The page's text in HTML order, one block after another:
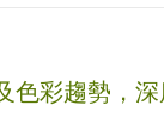
色彩趨勢，